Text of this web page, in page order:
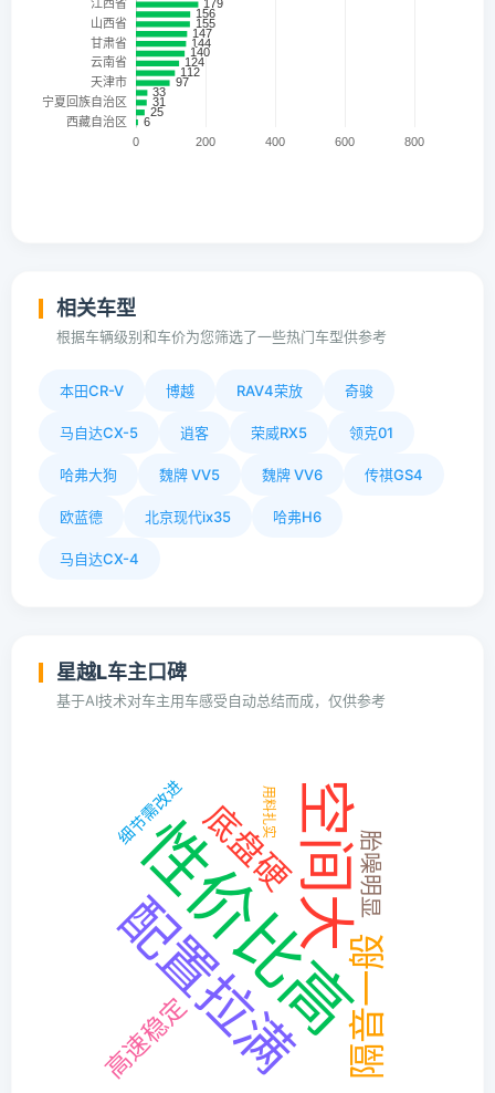
相关车型
根据车辆级别和车价为您筛选了一些热门车型供参考
本田CR-V 博越 RAV4荣放 奇骏
马自达CX-5 逍客 荣威RX5 领克01
哈弗大狗 魏牌 VV5 魏牌 VV6 传祺GS4
欧蓝德 北京现代ix35 哈弗H6
马自达CX-4
星越L车主口碑
基于AI技术对车主用车感受自动总结而成，仅供参考